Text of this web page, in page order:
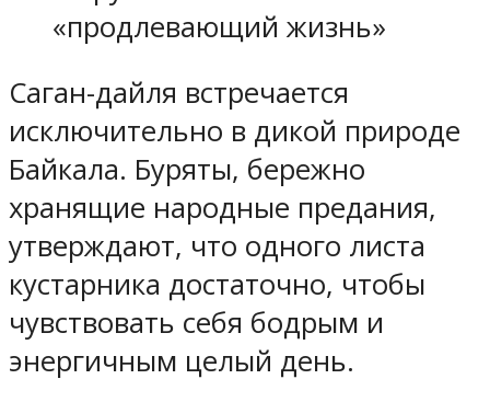
«продлевающий жизнь»
Саган-дайля встречается
исключительно в дикой природе
Байкала. Буряты, бережно
хранящие народные предания,
утверждают, что одного листа
кустарника достаточно, чтобы
чувствовать себя бодрым и
энергичным целый день.